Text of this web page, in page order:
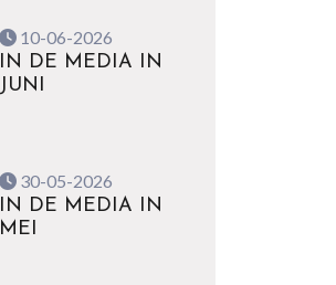
10-06-2026
IN DE MEDIA IN
JUNI
30-05-2026
IN DE MEDIA IN
MEI